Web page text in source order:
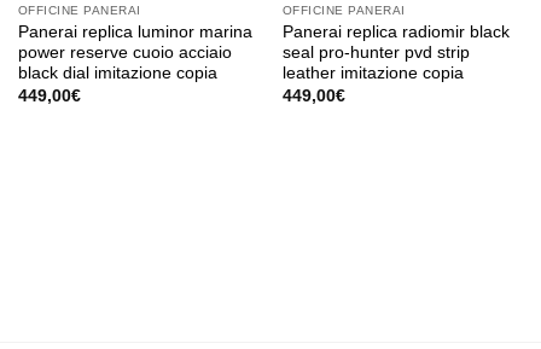
OFFICINE PANERAI
Panerai replica luminor marina
power reserve cuoio acciaio
black dial imitazione copia
449,00€
OFFICINE PANERAI
Panerai replica radiomir black
seal pro-hunter pvd strip
leather imitazione copia
449,00€